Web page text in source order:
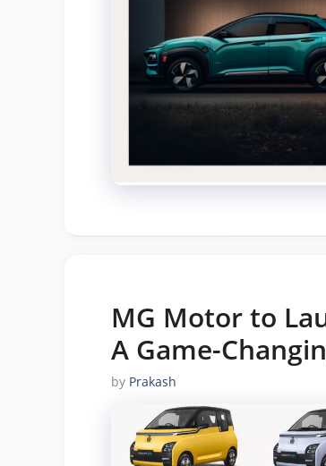
MG Motor to
A Game-
by Prakash